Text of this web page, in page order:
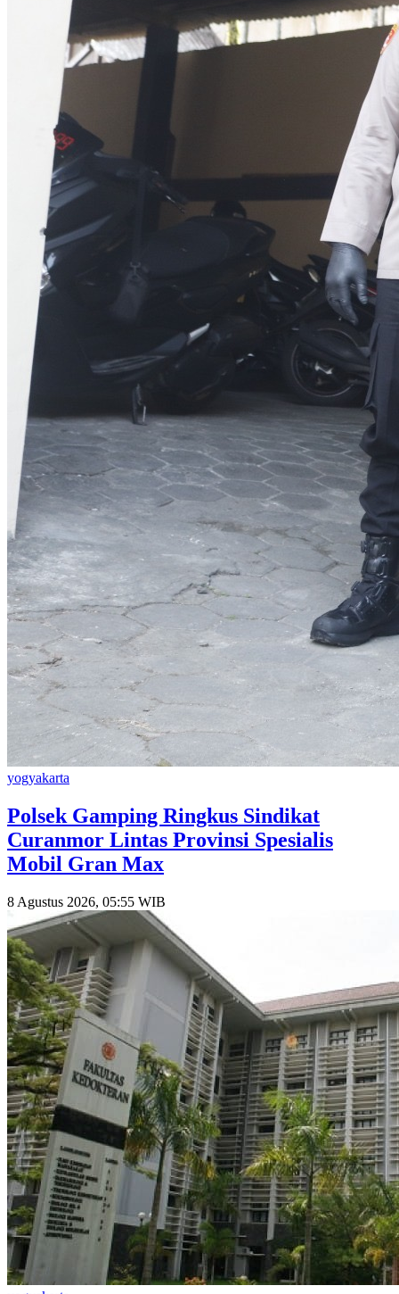
yogyakarta
Polsek Gamping Ringkus Sindikat
Curanmor Lintas Provinsi Spesialis
Mobil Gran Max
8 Agustus 2026, 05:55 WIB